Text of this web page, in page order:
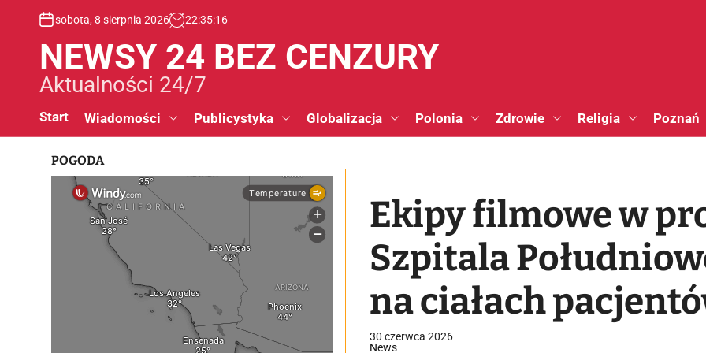
sobota, 8 sierpnia 2026 22:35:17
NEWSY 24 BEZ CENZURY
Aktualności 24/7
Start Wiadomości Publicystyka Globalizacja Polonia Zdrowie Religia Poznań
Ekipy filmowe w
Szpitala
na ciałach
30 czerwca 2026
News
POGODA